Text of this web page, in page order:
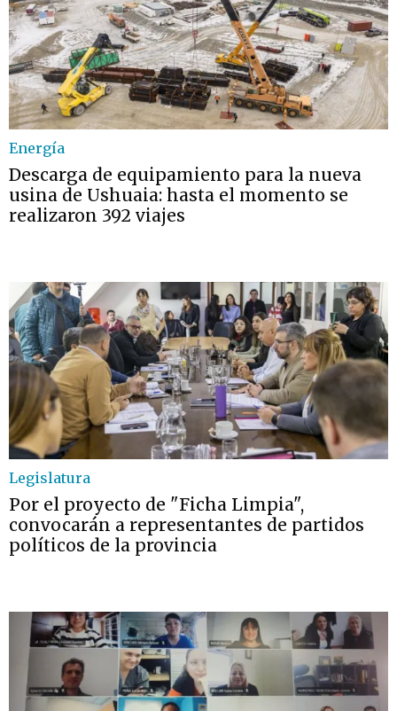
Energía
Descarga de equipamiento para la nueva
usina de Ushuaia: hasta el momento se
realizaron 392 viajes
Legislatura
Por el proyecto de "Ficha Limpia",
convocarán a representantes de partidos
políticos de la provincia